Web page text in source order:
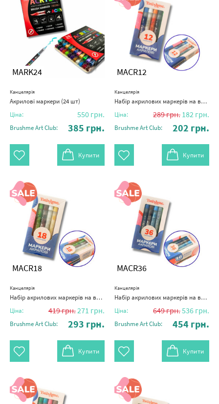
MARK24
Канцелярія
Акрилові маркери (24 шт)
Ціна: 550 грн.
Brushme Art Club: 385 грн.
Купити
MACR12
Канцелярія
Набір акрилових маркерів на водній основі (12 шт)
Ціна: 289грн. 182 грн.
Brushme Art Club: 202 грн.
Купити
MACR18
Канцелярія
Набір акрилових маркерів на водній основі (18 шт)
Ціна: 419грн.271 грн.
Brushme Art Club: 293 грн.
Купити
MACR36
Канцелярія
Набір акрилових маркерів на водній основі (36 шт)
Ціна: 649грн.536 грн.
Brushme Art Club: 454 грн.
Купити